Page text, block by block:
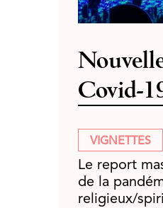
Covid-
VIGNETTES
Le report
de la
religieux/